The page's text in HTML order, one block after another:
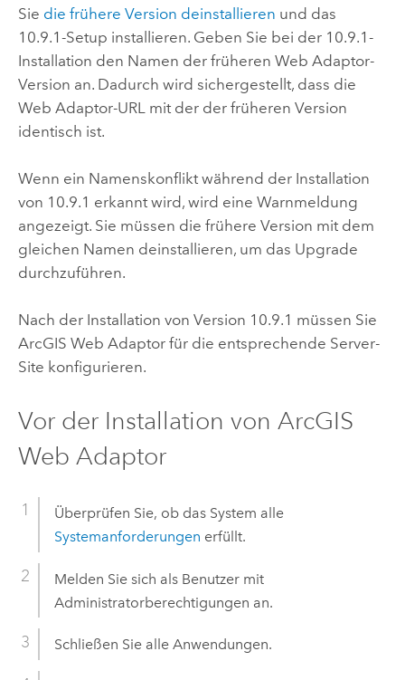
Sie die frühere Version deinstallieren und das
10.9.1 -Setup installieren. Geben Sie bei der 10.9.1 -
Installation den Namen der früheren Web Adaptor-
Version an. Dadurch wird sichergestellt, dass die
Web Adaptor-URL mit der der früheren Version
identisch ist.
Wenn ein Namenskonflikt während der Installation
von 10.9.1 erkannt wird, wird eine Warnmeldung
angezeigt. Sie müssen die frühere Version mit dem
gleichen Namen deinstallieren, um das Upgrade
durchzuführen.
Nach der Installation von Version 10.9.1 müssen Sie
ArcGIS Web Adaptorfür die entsprechende Server-
Site konfigurieren.
Vor der Installation von ArcGIS
Web Adaptor
Überprüfen Sie, ob das System alle
Systemanforderungen erfüllt.
Melden Sie sich als Benutzer mit
Administratorberechtigungen an.
Schließen Sie alle Anwendungen.